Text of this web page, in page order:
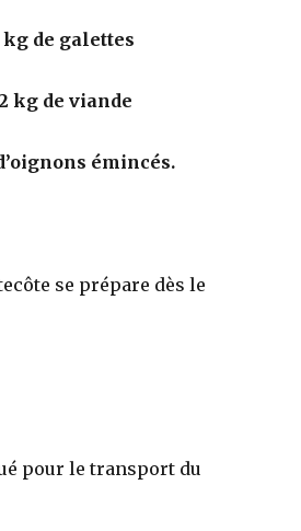
kg de galettes
kgde viande
émincés.
se prépare dès le
pour le transport du